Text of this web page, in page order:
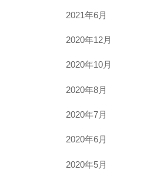
2021年6月
2020年12月
2020年10月
2020年8月
2020年7月
2020年6月
2020年5月